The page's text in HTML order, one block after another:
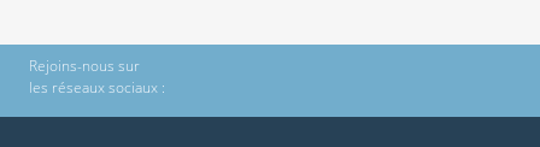
Rejoins-nous sur
les réseaux sociaux :